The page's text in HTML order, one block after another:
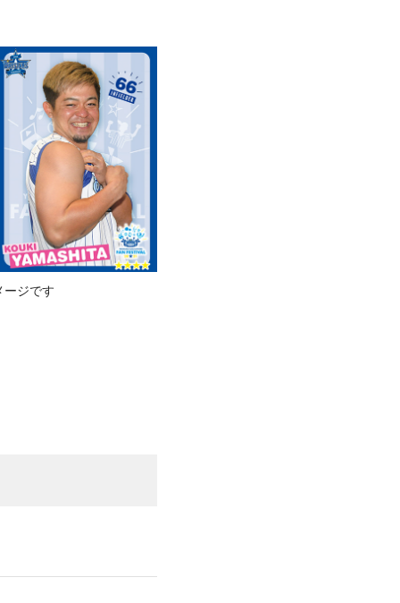
ジです